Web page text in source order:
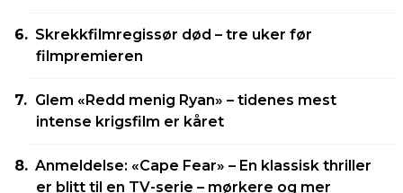
Skrekkfilmregissør død – tre uker før
filmpremieren
Glem «Redd menig Ryan» – tidenes mest
intense krigsfilm er kåret
Anmeldelse: «Cape Fear» – En klassisk thriller
er blitt til en TV-serie – mørkere og mer